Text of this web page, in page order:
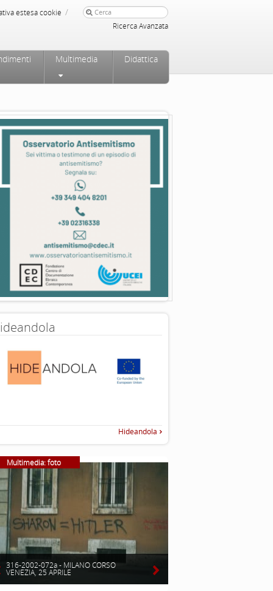
estesa cookie /
Ricerca Avanzata
Multimedia Didattica
Hideandola
Multimedia: foto
316-2002-072a - MILANO CORSO
VENEZIA, 25 APRILE